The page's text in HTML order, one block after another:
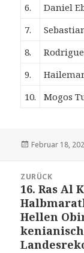
6.
Daniel
7.
8.
9.
10.
Mogos
Veröffentlicht
Februar 18,
Navigation
ZURÜCK
Vorheriger
Beitrag:
16. Ras Al
Hellen